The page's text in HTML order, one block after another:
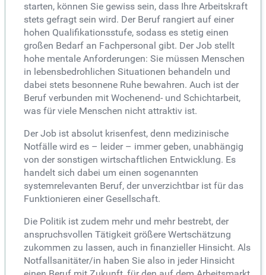
starten, können Sie gewiss sein, dass Ihre Arbeitskraft
stets gefragt sein wird. Der Beruf rangiert auf einer
hohen Qualifikationsstufe, sodass es stetig einen
großen Bedarf an Fachpersonal gibt. Der Job stellt
hohe mentale Anforderungen: Sie müssen Menschen
in lebensbedrohlichen Situationen behandeln und
dabei stets besonnene Ruhe bewahren. Auch ist der
Beruf verbunden mit Wochenend- und Schichtarbeit,
was für viele Menschen nicht attraktiv ist.
Der Job ist absolut krisenfest, denn medizinische
Notfälle wird es – leider – immer geben, unabhängig
von der sonstigen wirtschaftlichen Entwicklung. Es
handelt sich dabei um einen sogenannten
systemrelevanten Beruf, der unverzichtbar ist für das
Funktionieren einer Gesellschaft.
Die Politik ist zudem mehr und mehr bestrebt, der
anspruchsvollen Tätigkeit größere Wertschätzung
zukommen zu lassen, auch in finanzieller Hinsicht. Als
Notfallsanitäter/in haben Sie also in jeder Hinsicht